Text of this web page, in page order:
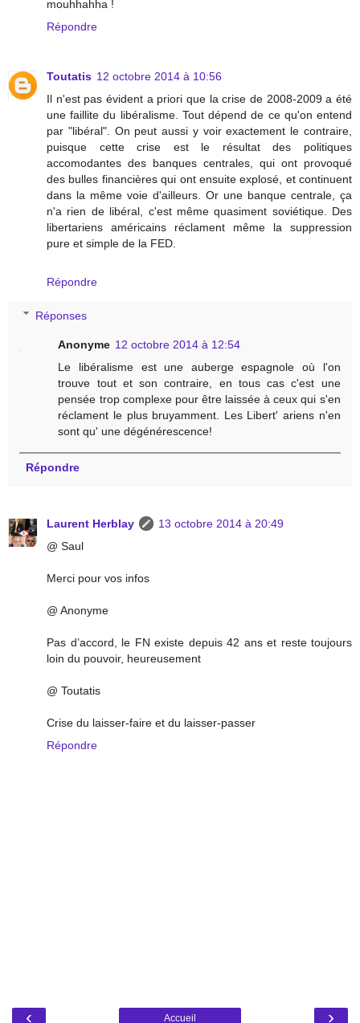
mouhhahha !
Répondre
Toutatis 12 octobre 2014 à 10:56
Il n'est pas évident a priori que la crise de 2008-2009 a été
une faillite du libéralisme. Tout dépend de ce qu'on entend
par "libéral". On peut aussi y voir exactement le contraire,
puisque cette crise est le résultat des politiques
accomodantes des banques centrales, qui ont provoqué
des bulles financières qui ont ensuite explosé, et continuent
dans la même voie d'ailleurs. Or une banque centrale, ça
n'a rien de libéral, c'est même quasiment soviétique. Des
libertariens américains réclament même la suppression
pure et simple de la FED.
Répondre
Réponses
Anonyme 12 octobre 2014 à 12:54
Le libéralisme est une auberge espagnole où l'on
trouve tout et son contraire, en tous cas c'est une
pensée trop complexe pour être laissée à ceux qui s'en
réclament le plus bruyamment. Les Libert' ariens n'en
sont qu' une dégénérescence!
Répondre
Laurent Herblay
13 octobre 2014 à 20:49
@ Saul
Merci pour vos infos
@ Anonyme
Pas d’accord, le FN existe depuis 42 ans et reste toujours
loin du pouvoir, heureusement
@ Toutatis
Crise du laisser-faire et du laisser-passer
Répondre
‹ ›
Accueil